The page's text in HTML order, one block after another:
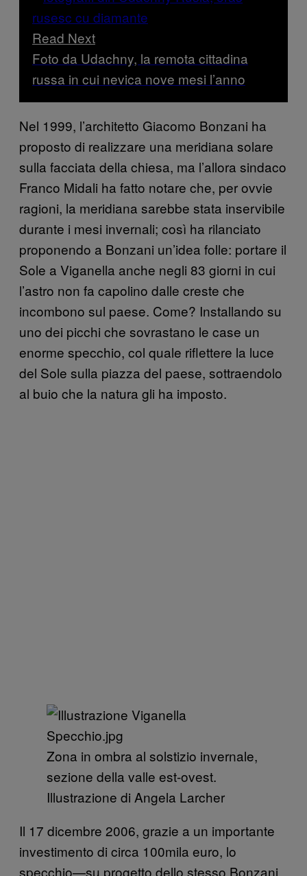
Read Next
Foto da Udachny, la remota cittadina
russa in cui nevica nove mesi l’anno
Nel 1999, l’architetto Giacomo Bonzani ha
proposto di realizzare una meridiana solare
sulla facciata della chiesa, ma l’allora sindaco
Franco Midali ha fatto notare che, per ovvie
ragioni, la meridiana sarebbe stata inservibile
durante i mesi invernali; così ha rilanciato
proponendo a Bonzani un’idea folle: portare il
Sole a Viganella anche negli 83 giorni in cui
l’astro non fa capolino dalle creste che
incombono sul paese. Come? Installando su
uno dei picchi che sovrastano le case un
enorme specchio, col quale riflettere la luce
del Sole sulla piazza del paese, sottraendolo
al buio che la natura gli ha imposto.
Zona in ombra al solstizio invernale,
sezione della valle est-ovest.
Illustrazione di Angela Larcher
Il 17 dicembre 2006, grazie a un importante
investimento di circa 100mila euro, lo
specchio—su progetto dello stesso Bonzani